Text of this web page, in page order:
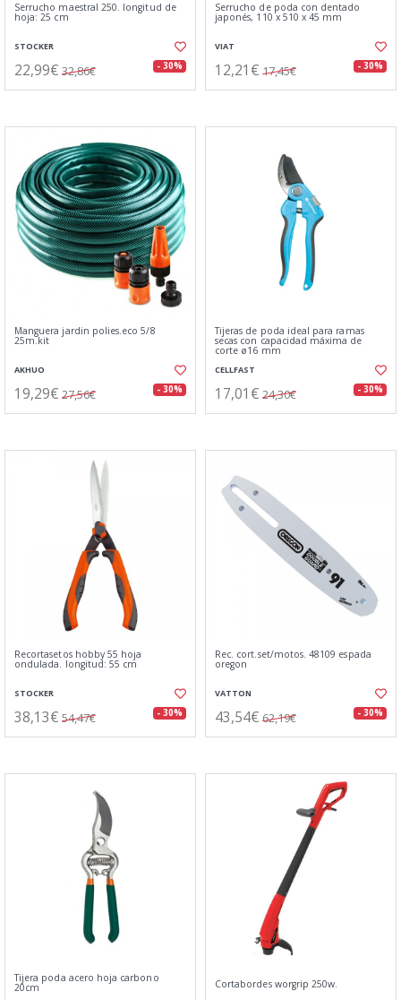
Serrucho maestral 250. longitud de
hoja: 25 cm
STOCKER
22,99€ 32,86€ - 30%
Serrucho de poda con dentado
japonés, 110 x 510 x 45 mm
VIAT
12,21€ 17,45€ - 30%
Manguera jardin polies.eco 5/8
25m.kit
AKHUO
19,29€ 27,56€ - 30%
Tijeras de poda ideal para ramas
secas con capacidad máxima de
corte ø16 mm
CELLFAST
17,01€ 24,30€ - 30%
Recortasetos hobby 55 hoja
ondulada. longitud: 55 cm
STOCKER
38,13€ 54,47€ - 30%
Rec. cort.set/motos. 48109 espada
oregon
VATTON
43,54€ 62,19€ - 30%
Tijera poda acero hoja carbono
20cm Cortabordes worgrip 250w.